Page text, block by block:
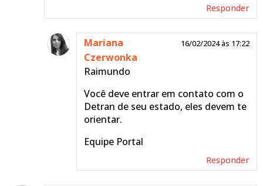
Responder
Mariana
Czerwonka
16/02/2024 às 17:22
Raimundo
Você deve entrar em contato com o
Detran de seu estado, eles devem te
orientar.
Equipe Portal
Responder